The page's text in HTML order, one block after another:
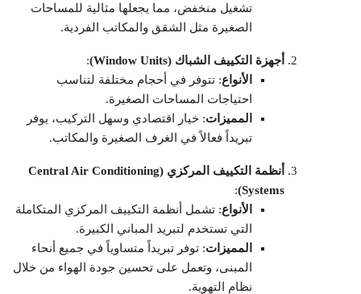
تشغيل منخفض، مما يجعلها مثالية للمساحات
الصغيرة مثل الشقق والمكاتب الفردية.
أجهزة التكييف الشباك (Window Units)
:
الأنواع: تتوفر في أحجام مختلفة لتناسب
احتياجات المساحات الصغيرة.
المميزات: خيار اقتصادي وسهل التركيب، يوفر
تبريداً فعالاً في الغرف الصغيرة والمكاتب.
أنظمة التكييف المركزي (Central Air Conditioning
Systems)
:
الأنواع: تشمل أنظمة التكييف المركزي المتكاملة
التي تستخدم لتبريد المباني الكبيرة.
المميزات: توفر تبريداً متساوياً في جميع أنحاء
المبنى، وتعمل على تحسين جودة الهواء من خلال
نظام التهوية.